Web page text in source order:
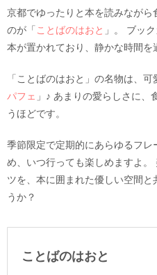
京都でゆったりと本を読みなが
のが「 ことばのはおと 」。 ブッ
本が置かれており、静かな時間を
「ことばのはおと」の名物は、
パフェ 」♪ あまりの愛らしさに、
うほどです。
季節限定で定期的にあらゆるフ
め、いつ行っても楽しめますよ
ツを、本に囲まれた優しい空間と
うか？
ことばのはおと